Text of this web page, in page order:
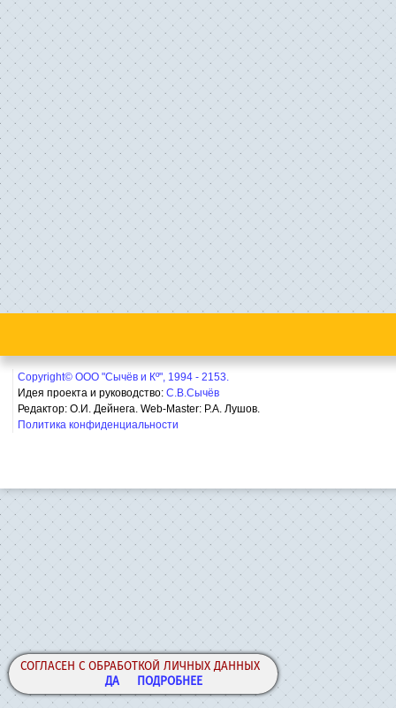
СОГЛАСЕН С ОБРАБОТКОЙ ЛИЧНЫХ ДАННЫХ
ДА
ПОДРОБНЕЕ
Copyright© ООО "Сычёв и Кº", 1994 - 2153.
Идея проекта и руководство: С.В.Сычёв
Редактор: О.И. Дейнега. Web-Master: Р.А. Лушов.
Политика конфиденциальности